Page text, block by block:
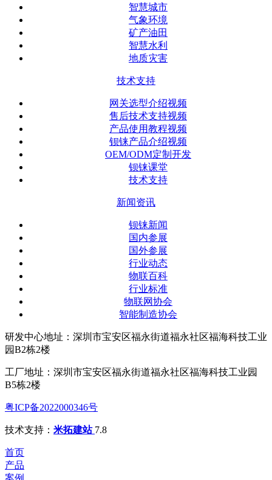
智慧城市
气象环境
矿产油田
智慧水利
地质灾害
技术支持
网关选型介绍视频
售后技术支持视频
产品使用教程视频
钡铼产品介绍视频
OEM/ODM定制开发
钡铼课堂
技术支持
新闻资讯
钡铼新闻
国内参展
国外参展
行业动态
物联百科
行业标准
物联网协会
智能制造协会
研发中心地址：深圳市宝安区福永街道福永社区福海科技工业
园B2栋2楼
工厂地址：深圳市宝安区福永街道福永社区福海科技工业园
B5栋2楼
粤ICP备2022000346号
技术支持： 米拓建站 7.8
首页
产品
案例